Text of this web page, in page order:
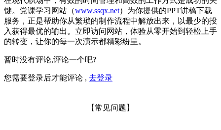
键。党课学习网站（www.ssqx.net）为你提供的PPT讲稿下载
服务，正是帮助你从繁琐的制作流程中解放出来，以最少的投
入获得最优的输出。立即访问网站，体验从零开始到轻松上手
的转变，让你的每一次演示都精彩纷呈。
暂时没有评论,评论一个吧?
您需要登录后才能评论 , 去登录
【常见问题】